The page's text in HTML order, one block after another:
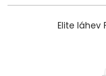
Elite láhev